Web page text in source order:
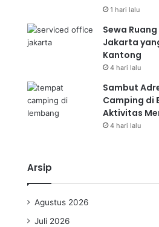
1 hari lalu
Sewa
Jakarta
Kantong
4 hari lalu
Sambut
Camping di
Aktivitas
4 hari lalu
Arsip
Agustus 2026
Juli 2026